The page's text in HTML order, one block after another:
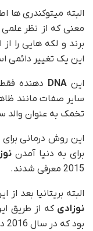
البته میتوکندری ها
معنی که از نظر
برند و لکه هایی را
این یک تغییر
این DNA دهنده
سایر صفات مانند
تخمک به عنوان
این روش درمانی برای
برای به دنیا آمدن
2015 معرفی شدند.
البته بریتانیا بعد
نوزادی که از طریق
بود که در سال 2016 در ایالات متحده تحت درمان بودند.